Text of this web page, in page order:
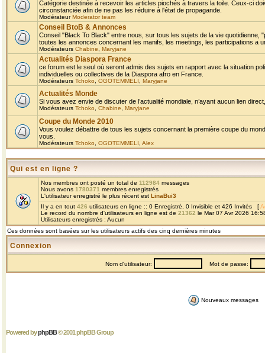
Catégorie destinée à recevoir les articles piochés à travers la toile. Ceux-ci
circonstanciée afin de ne pas les réduire à l'état de propagande.
ModérateurModerator team
Conseil BtoB & Annonces
Conseil "Black To Black" entre nous, sur tous les sujets de la vie
toutes les annonces concernant les manifs, les meetings, les participations a
Modérateurs Chabine Maryjane
Actualités Diaspora France
ce forum est le seul où seront admis des sujets en rapport avec la situation
individuelles ou collectives de la Diaspora afro en France.
Modérateurs Tchoko OGOTEMMELI Maryjane
Actualités Monde
Si vous avez envie de discuter de l’actualité mondiale, n’ayant aucun lien
Modérateurs Tchoko Chabine Maryjane
Coupe du Monde 2010
Vous voulez débattre de tous les sujets concernant la première coupe du
vous.
Modérateurs Tchoko OGOTEMMELI Alex
Qui est en ligne ?
Nos membres ont posté un total de 112984 messages
Nous avons 1780371 membres enregistrés
L'utilisateur enregistré le plus récent est LinaBui3
Il y a en tout 426 utilisateurs en ligne :: 0 Enregistré, 0 Invisible et 426 Invités [
Le record du nombre d'utilisateurs en ligne est de 21362 le Mar 07 Avr 2026
Utilisateurs enregistrés : Aucun
Ces données sont basées sur les utilisateurs actifs des cinq dernières minutes
Connexion
Nom d'utilisateur: Mot de passe:
Nouveaux messages
Powered byphpBB© 2001 phpBB Group